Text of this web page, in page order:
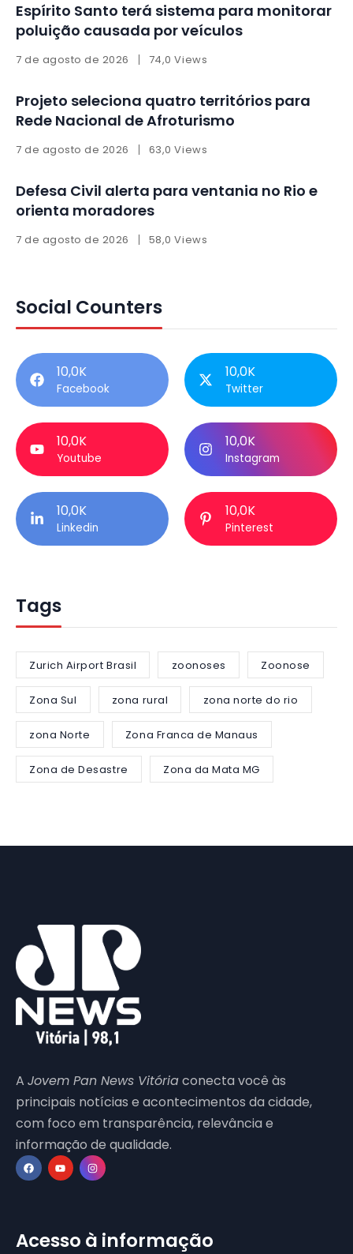
Espírito Santo terá sistema para monitorar
poluição causada por veículos
7 de agosto de 2026 74,0 Views
Projeto seleciona quatro territórios para
Rede Nacional de Afroturismo
7 de agosto de 2026 63,0 Views
Defesa Civil alerta para ventania no Rio e
orienta moradores
7 de agosto de 2026 58,0 Views
Social Counters
10,0K
Facebook
10,0K
Twitter
10,0K
Youtube
10,0K
Instagram
10,0K
Linkedin
10,0K
Pinterest
Tags
Zurich Airport Brasil zoonoses Zoonose
Zona Sul zona rural zona norte do rio
zona Norte Zona Franca de Manaus
Zona de Desastre Zona da Mata MG
A Jovem Pan News Vitóriaconecta você às
principais notícias e acontecimentos da cidade,
com foco em transparência, relevância e
informação de qualidade.
Acesso à informação